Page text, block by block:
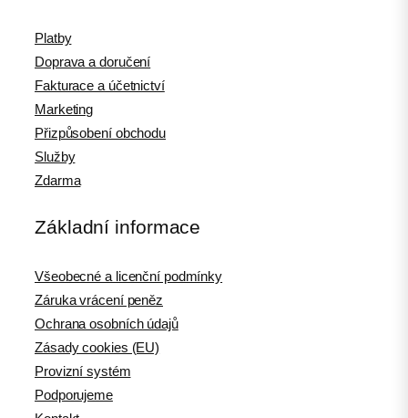
Platby
Doprava a doručení
Fakturace a účetnictví
Marketing
Přizpůsobení obchodu
Služby
Zdarma
Základní informace
Všeobecné a licenční podmínky
Záruka vrácení peněz
Ochrana osobních údajů
Zásady cookies (EU)
Provizní systém
Podporujeme